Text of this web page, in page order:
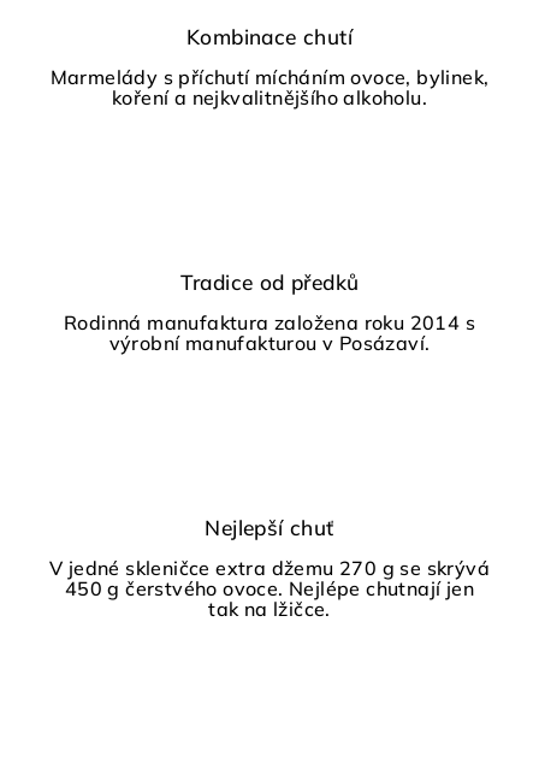
Kombinace chutí
Marmelády s příchutí mícháním ovoce, bylinek,
koření a nejkvalitnějšího alkoholu.
Tradice od předků
Rodinná manufaktura založena roku 2014 s
výrobní manufakturou v Posázaví.
Nejlepší chuť
V jedné skleničce extra džemu 270 g se skrývá
450 g čerstvého ovoce. Nejlépe chutnají jen
tak na lžičce.